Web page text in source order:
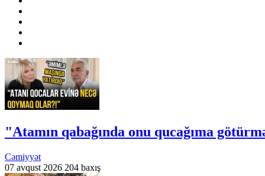
"Atamın qabağında onu qucağıma
Cəmiyyət
07 avqust 2026 204 baxış